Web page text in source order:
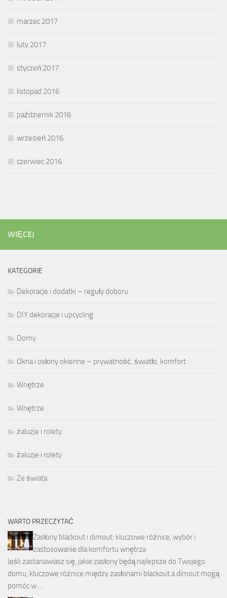
marzec 2017
luty 2017
styczeń 2017
listopad 2016
październik 2016
wrzesień 2016
czerwiec 2016
WIĘCEJ
KATEGORIE
Dekoracje i dodatki – reguły doboru
DIY dekoracje i upcycling
Domy
Okna i osłony okienne – prywatność, światło, komfort
Wnętrze
Wnętrze
żaluzje i rolety
żaluzje i rolety
Ze świata
WARTO PRZECZYTAĆ
Zasłony blackout i dimout: kluczowe różnice, wybór i
zastosowanie dla komfortu wnętrza
Jeśli zastanawiasz się, jakie zasłony będą najlepsze do Twojego
domu, kluczowe różnice między zasłonami blackout a dimout mogą
pomóc w …